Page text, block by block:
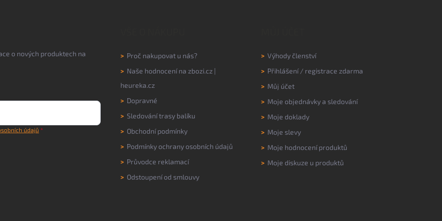
o nových produktech na
údajů
> Proč nakupovat u nás?
> Naše hodnocení na zbozi.cz |
heureka.cz
> Dopravné
> Sledování trasy balíku
> Obchodní podmínky
> Podmínky ochrany osobních údajů
> Průvodce reklamací
> Odstoupení od smlouvy
> Výhody členství
> Přihlášení/ registrace zdarma
> Můj účet
> Moje objednávky a sledování
> Moje doklady
> Moje slevy
> Moje hodnocení produktů
> Moje diskuze u produktů